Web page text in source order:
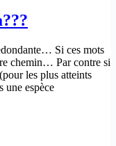
Si ces mots
chemin… Par contre si
les plus atteints
une espèce